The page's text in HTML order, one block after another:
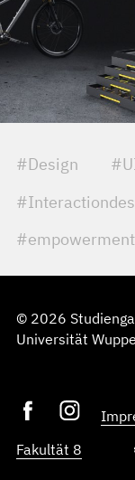
#Design
#empowerment
© 2026
Universität
Fakultät 8